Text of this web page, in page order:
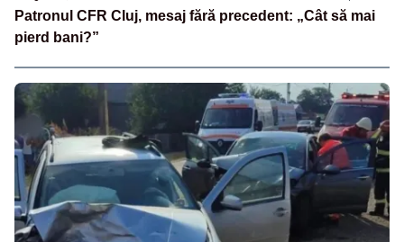
Patronul CFR Cluj, mesaj fără precedent: „Cât să mai
pierd bani?”